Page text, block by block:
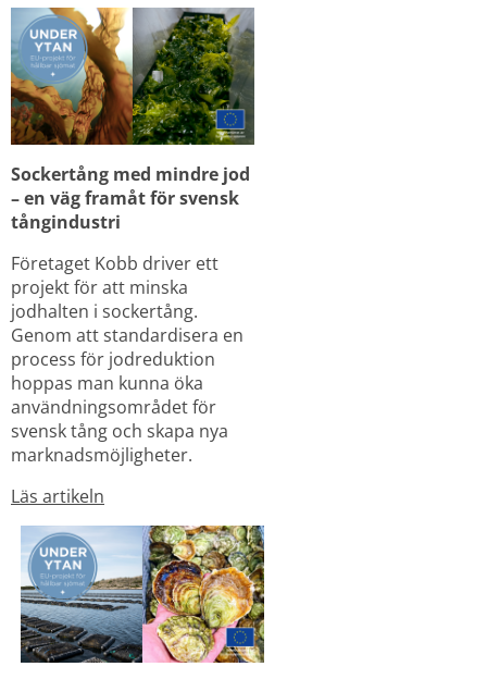
Sockertång med mindre jod
– en väg framåt för svensk
tångindustri
Företaget Kobb driver ett
projekt för att minska
jodhalten i sockertång.
Genom att standardisera en
process för jodreduktion
hoppas man kunna öka
användningsområdet för
svensk tång och skapa nya
marknadsmöjligheter.
Läs artikeln